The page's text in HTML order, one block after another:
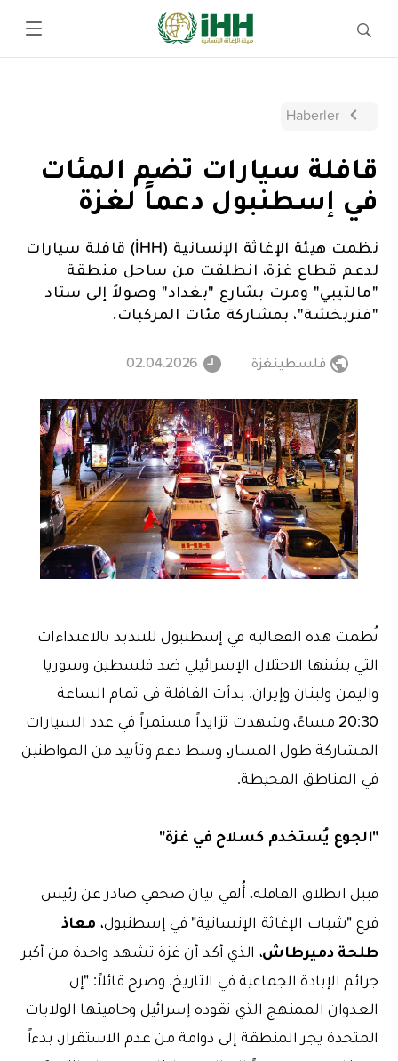
Haberler
قافلة سيارات تضم المئات
في إسطنبول دعماً لغزة
نظمت هيئة الإغاثة الإنسانية (İHH) قافلة سيارات
لدعم قطاع غزة، انطلقت من ساحل منطقة
"مالتيبي" ومرت بشارع "بغداد" وصولاً إلى ستاد
"فنربخشة"، بمشاركة مئات المركبات.
فلسطينغزة 02.04.2026
نُظمت هذه الفعالية في إسطنبول للتنديد بالاعتداءات
التي يشنها الاحتلال الإسرائيلي ضد فلسطين وسوريا
واليمن ولبنان وإيران. بدأت القافلة في تمام الساعة
20:30 مساءً، وشهدت تزايداً مستمراً في عدد السيارات
المشاركة طول المسار، وسط دعم وتأييد من المواطنين
في المناطق المحيطة.
"الجوع يُستخدم كسلاح في غزة"
قبيل انطلاق القافلة، أُلقي بيان صحفي صادر عن رئيس
فرع "شباب الإغاثة الإنسانية" في إسطنبول، معاذ
طلحة دميرطاش، الذي أكد أن غزة تشهد واحدة من أكبر
جرائم الإبادة الجماعية في التاريخ. وصرح قائلاً: "إن
العدوان الممنهج الذي تقوده إسرائيل وحاميتها الولايات
المتحدة يجر المنطقة إلى دوامة من عدم الاستقرار، بدءاً